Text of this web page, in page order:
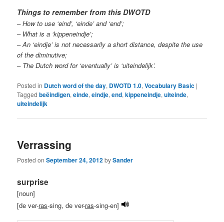
Things to remember from this DWOTD
– How to use ‘eind’, ‘einde’ and ‘end’;
– What is a ‘kippeneindje’;
– An ‘eindje’ is not necessarily a short distance, despite the use
of the diminutive;
– The Dutch word for ‘eventually’ is ‘uiteindelijk’.
Posted in Dutch word of the day, DWOTD 1.0,Vocabulary Basic |
Tagged beëindigen,einde,eindje,end,kippeneindje,uiteinde,
uiteindelijk
Verrassing
Posted onSeptember 24, 2012bySander
surprise
[noun]
[de ver-ras-sing, de ver-ras-sing-en]